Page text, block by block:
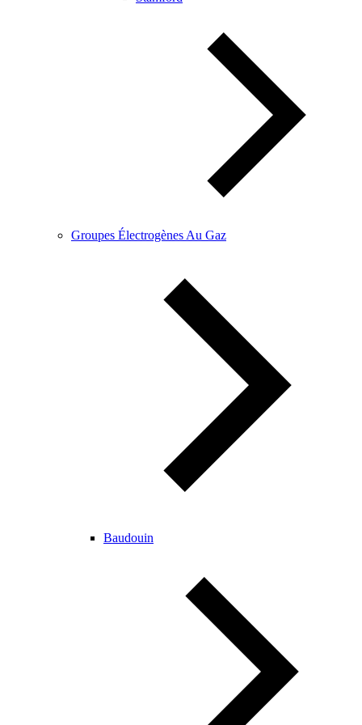
Groupes Électrogènes Au Gaz
Baudouin